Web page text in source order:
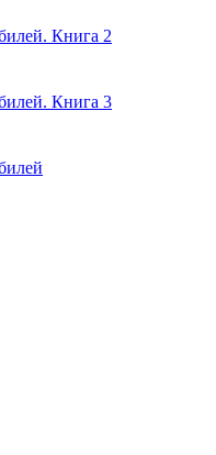
Книга 2
Книга 3